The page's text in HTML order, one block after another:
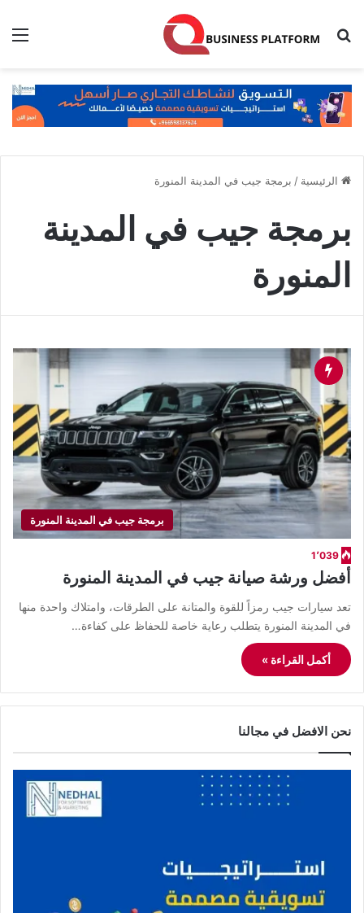
بحث عن
الرئيسية / برمجة جيب في المدينة المنورة
برمجة جيب في المدينة
المنورة
برمجة جيب في المدينة المنورة
1٬039
أفضل ورشة صيانة جيب في المدينة المنورة
تعد سيارات جيب رمزاً للقوة والمتانة على الطرقات، وامتلاك واحدة منها
في المدينة المنورة يتطلب رعاية خاصة للحفاظ على كفاءة…
أكمل القراءة »
نحن الافضل في مجالنا